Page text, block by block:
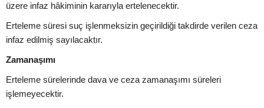
üzere infaz hâkiminin kararıyla ertelenecektir.
Erteleme süresi suç işlenmeksizin geçirildiği takdirde verilen ceza
infaz edilmiş sayılacaktır.
Zamanaşımı
Erteleme sürelerinde dava ve ceza zamanaşımı süreleri
işlemeyecektir.